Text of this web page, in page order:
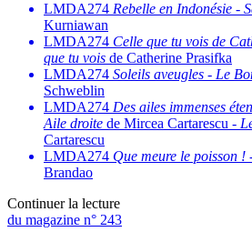
LMDA274 Rebelle en Indonésie -
Kurniawan
LMDA274 Celle que tu vois de
que tu vois de Catherine Prasifka
LMDA274 Soleils aveugles - Le
Schweblin
LMDA274 Des ailes immenses
Aile droite de Mircea Cartarescu -
Cartarescu
LMDA274 Que meure le poisson !
Brandao
Continuer la lecture
du magazine n° 243